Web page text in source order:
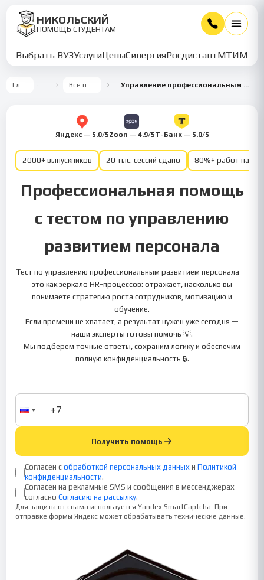
НИКОЛЬСКИЙ
ПОМОЩЬ СТУДЕНТАМ
Выбрать ВУЗУслугиЦеныСинергияРосдистантМТИММУ
Главная … Все предметы Управление профессиональным развитием персонала
Яндекс — 5.0/5Zoon — 4.9/5Т-Банк — 5.0/5
2000+ выпускников 20 тыс. сессий сдано 80%+ работ на
Профессиональная помощь
с тестом по управлению
развитием персонала
Тест по управлению профессиональным развитием персонала —
это как зеркало HR-процессов: отражает, насколько вы
понимаете стратегию роста сотрудников, мотивацию и
обучение.
Если времени не хватает, а результат нужен уже сегодня —
наши эксперты готовы помочь 💡.
Мы подберём точные ответы, сохраним логику и обеспечим
полную конфиденциальность 🔒.
Получить помощь
Согласен с обработкой персональных данных и Политикой
конфиденциальности.
Согласен на рекламные SMS и сообщения в мессенджерах
согласно Согласию на рассылку.
Для защиты от спама используется Yandex SmartCaptcha. При
отправке формы Яндекс может обрабатывать технические данные.